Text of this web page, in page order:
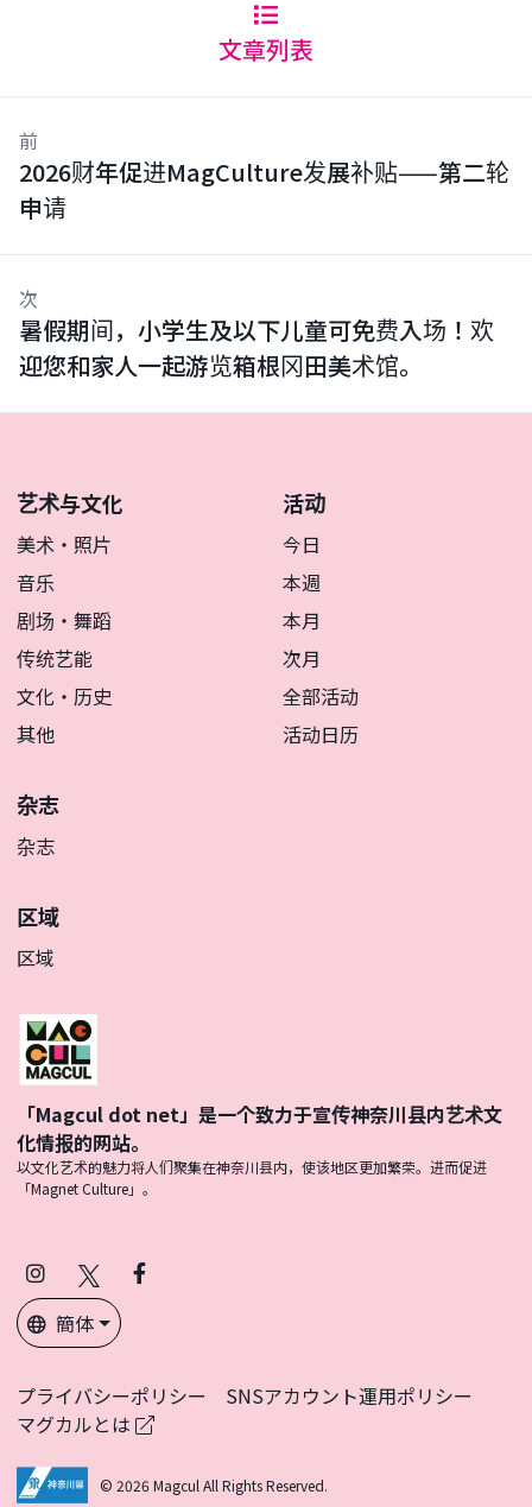
文章列表
前
2026财年促进MagCulture发展补贴——第二轮
申请
次
暑假期间，小学生及以下儿童可免费入场！欢
迎您和家人一起游览箱根冈田美术馆。
艺术与文化
美术・照片
音乐
剧场・舞蹈
传统艺能
文化・历史
其他
活动
今日
本週
本月
次月
全部活动
活动日历
杂志
杂志
区域
区域
「Magcul dot net」是一个致力于宣传神奈川县内艺术文
化情报的网站。
以文化艺术的魅力将人们聚集在神奈川县内，使该地区更加繁荣。进而促进
「Magnet Culture」。
Instagram
(Twitter)
Facebook
簡体
プライバシーポリシー
SNSアカウント運用ポリシー
マグカルとは
© 2026 Magcul All Rights Reserved.